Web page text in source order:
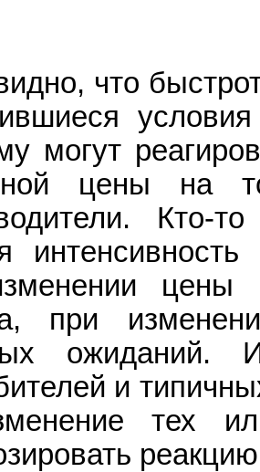
что
могут
цены на
Кто-
цены
при
ожиданий.
и
тех